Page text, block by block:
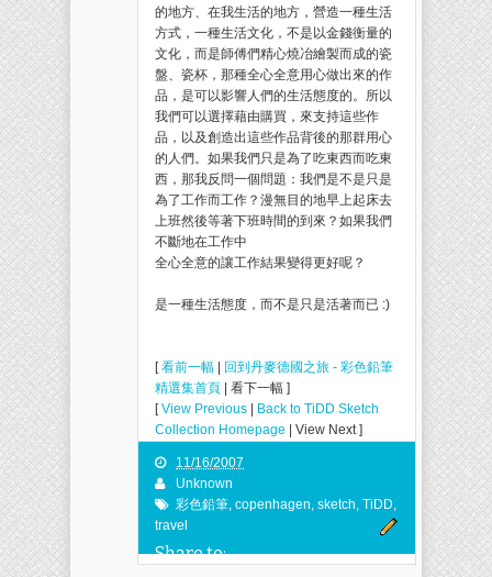
的地方、在我生活的地方，營造一種生活
方式，一種生活文化，不是以金錢衡量的
文化，而是師傅們精心燒冶繪製而成的瓷
盤、瓷杯，那種全心全意用心做出來的作
品，是可以影響人們的生活態度的。所以
我們可以選擇藉由購買，來支持這些作
品，以及創造出這些作品背後的那群用心
的人們。如果我們只是為了吃東西而吃東
西，那我反問一個問題：我們是不是只是
為了工作而工作？漫無目的地早上起床去
上班然後等著下班時間的到來？如果我們
不斷地在工作中
全心全意的讓工作結果變得更好呢？
是一種生活態度，而不是只是活著而已 :)
[看前一幅
回到丹麥德國之旅 - 彩色鉛筆
精選集首頁 | 看下一幅 ]
[View Previous
Back to TiDD Sketch
Collection Homepage | View Next ]
11/16/2007
Unknown
彩色鉛筆, copenhagen, sketch, TiDD,
travel
Share to: